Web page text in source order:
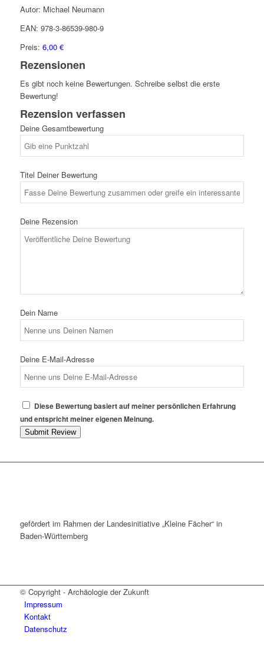
Autor: Michael Neumann
EAN: 978-3-86539-980-9
Preis: 6,00 €
Rezensionen
Es gibt noch keine Bewertungen. Schreibe selbst die erste
Bewertung!
Rezension verfassen
Deine Gesamtbewertung
Titel Deiner Bewertung
Deine Rezension
Dein Name
Deine E-Mail-Adresse
Diese Bewertung basiert auf meiner persönlichen Erfahrung
und entspricht meiner eigenen Meinung.
Submit Review
gefördert im Rahmen der Landesinitiative „Kleine Fächer“ in
Baden-Württemberg
© Copyright - Archäologie der Zukunft
Impressum
Kontakt
Datenschutz